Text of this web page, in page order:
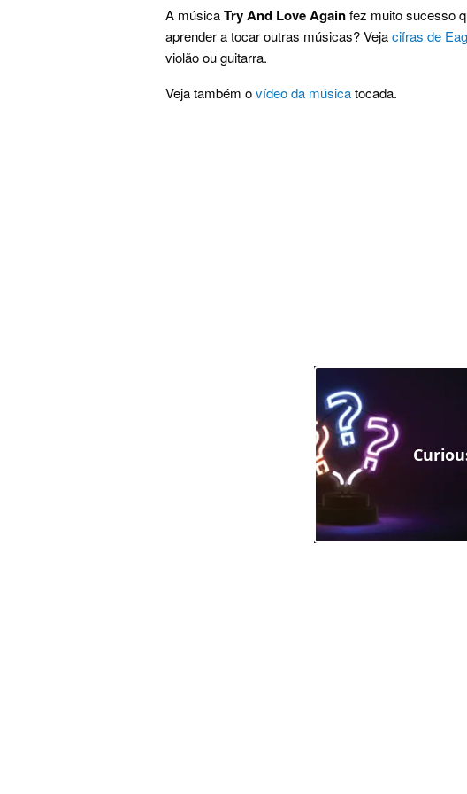
A músicaTry And Love Againfez muito sucesso
aprender a tocar outras músicas? Vejacifras de
violão ou guitarra.
Veja também ovídeo da músicatocada.